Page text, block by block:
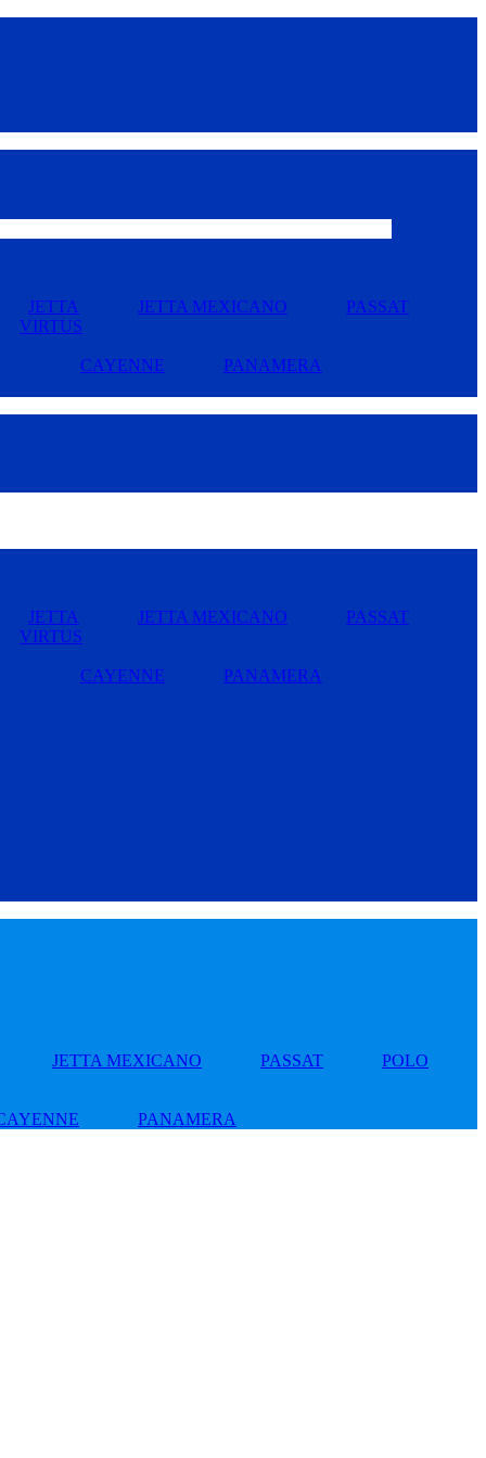
JETTA JETTA MEXICANO
PASSAT
VIRTUS
CAYENNE PANAMERA
JETTA JETTA MEXICANO
PASSAT
VIRTUS
CAYENNE PANAMERA
JETTA MEXICANO PASSAT
POLO
PANAMERA